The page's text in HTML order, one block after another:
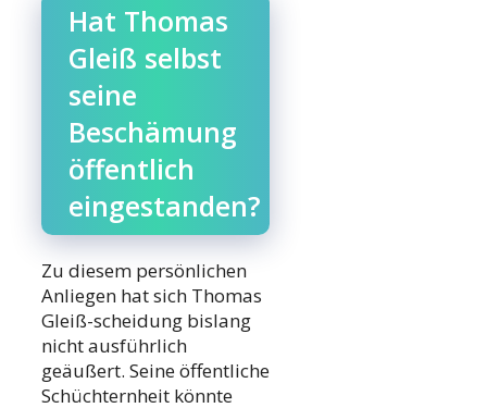
Hat Thomas
Gleiß selbst
seine
Beschämung
öffentlich
eingestanden?
Zu diesem persönlichen
Anliegen hat sich Thomas
Gleiß-scheidung bislang
nicht ausführlich
geäußert. Seine öffentliche
Schüchternheit könnte